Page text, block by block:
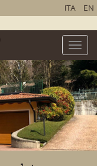
ITA EN
Toggle